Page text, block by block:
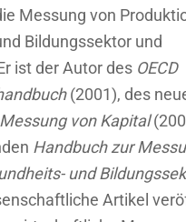
Messung von
Bildungssektor und
ist der Autor des OECD
(2001), des
von Kapital
Handbuch zur
und
Artikel